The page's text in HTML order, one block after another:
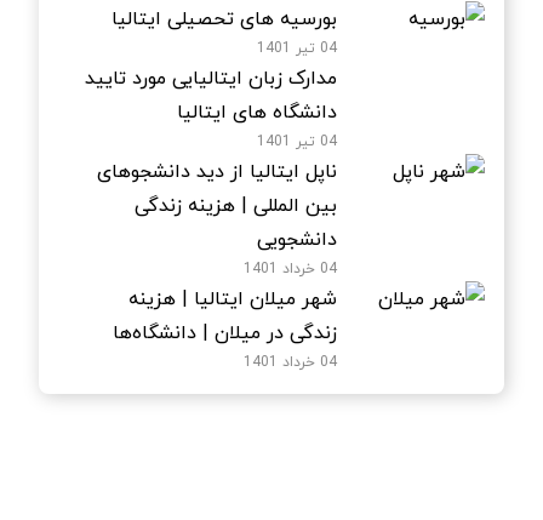
بورسیه های تحصیلی ایتالیا
04 تیر 1401
مدارک زبان ایتالیایی مورد تایید
دانشگاه های ایتالیا
04 تیر 1401
ناپل ایتالیا از دید دانشجوهای
بین المللی | هزینه زندگی
دانشجویی
04 خرداد 1401
شهر میلان ایتالیا | هزینه
زندگی در میلان | دانشگاه‌ها
04 خرداد 1401